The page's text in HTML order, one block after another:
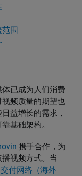
围
已成为人们消费
频质量的期望也
益增长的需求，
基础架构。
携手合作，为
视频方式。当
付网络（海外